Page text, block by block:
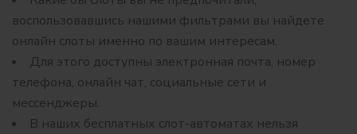
воспользовавшись нашими фильтрами вы найдете
онлайн слоты именно по вашим интересам.
Для этого доступны электронная почта, номер
телефона, онлайн чат, социальные сети и
мессенджеры.
В наших бесплатных слот-автоматах нельзя